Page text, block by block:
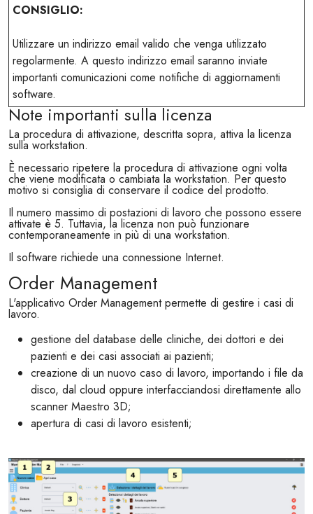
CONSIGLIO:
Utilizzare un indirizzo email valido che venga utilizzato
regolarmente. A questo indirizzo email saranno inviate
importanti comunicazioni come notifiche di aggiornamenti
software.
Note importanti sulla licenza
La procedura di attivazione, descritta sopra, attiva la licenza
sulla workstation.
È necessario ripetere la procedura di attivazione ogni volta
che viene modificata o cambiata la workstation. Per questo
motivo si consiglia di conservare il codice del prodotto.
Il numero massimo di postazioni di lavoro che possono essere
attivate è 5. Tuttavia, la licenza non può funzionare
contemporaneamente in più di una workstation.
Il software richiede una connessione Internet.
Order Management
L'applicativo Order Management permette di gestire i casi di
lavoro.
gestione del database delle cliniche, dei dottori e dei
pazienti e dei casi associati ai pazienti;
creazione di un nuovo caso di lavoro, importando i file da
disco, dal cloud oppure interfacciandosi direttamente allo
scanner Maestro 3D;
apertura di casi di lavoro esistenti;